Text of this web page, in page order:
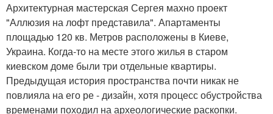
Архитектурная мастерская Сергея махно проект
"Аллюзия на лофт представила". Апартаменты
площадью 120 кв. Метров расположены в Киеве,
Украина. Когда-то на месте этого жилья в старом
киевском доме были три отдельные квартиры.
Предыдущая история пространства почти никак не
повлияла на его ре - дизайн, хотя процесс обустройства
временами походил на археологические раскопки.